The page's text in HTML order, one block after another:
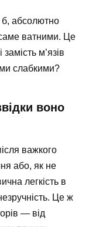
б, абсолютно
ватними. Це
м’язів
слабкими?
воно
важкого
або, як не
легкість в
Це ж
— від